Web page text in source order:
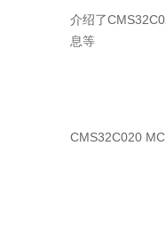
介绍了
息等
CMS32C020